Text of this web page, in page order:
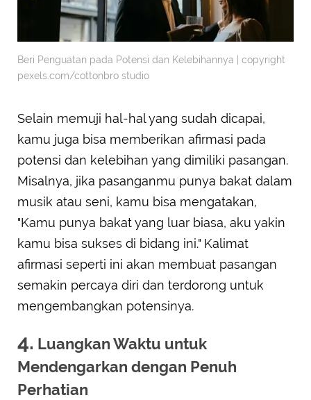
Beri Penguatan pada Potensi dan Kelebihannya | copyright
pexels.com/cottonbro studio
Selain memuji hal-hal yang sudah dicapai,
kamu juga bisa memberikan afirmasi pada
potensi dan kelebihan yang dimiliki pasangan.
Misalnya, jika pasanganmu punya bakat dalam
musik atau seni, kamu bisa mengatakan,
"Kamu punya bakat yang luar biasa, aku yakin
kamu bisa sukses di bidang ini." Kalimat
afirmasi seperti ini akan membuat pasangan
semakin percaya diri dan terdorong untuk
mengembangkan potensinya.
4. Luangkan Waktu untuk
Mendengarkan dengan Penuh
Perhatian